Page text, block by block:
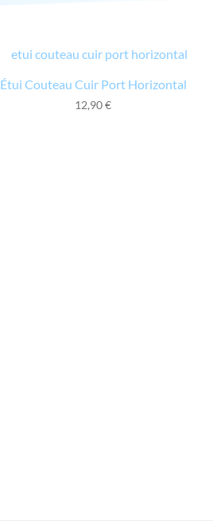
Étui Couteau Cuir Port Horizontal
12,90€